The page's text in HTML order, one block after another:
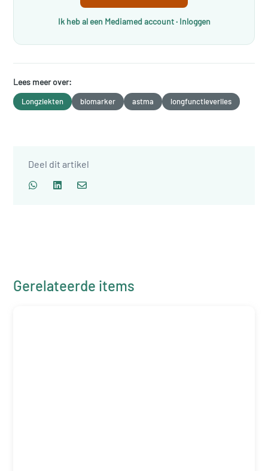
Ik heb al een Mediamed account · Inloggen
Lees meer over:
Longziekten biomarker astma longfunctieverlies
Deel dit artikel
Gerelateerde items